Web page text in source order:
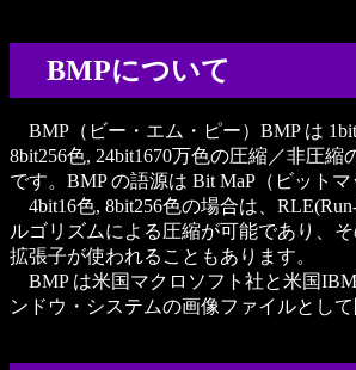
BMPについて
BMP（ビー・エム・ピー）BMP は
8bit256色, 24bit1670万色の圧縮／非圧縮
です。BMP の語源は Bit MaP（ビットマ
4bit16色, 8bit256色の場合は、
ルゴリズムによる圧縮が可能であり、
拡張子が使われることもあります。
BMP は米国マクロソフト社と米国IBM
ンドウ・システムの画像ファイルとして